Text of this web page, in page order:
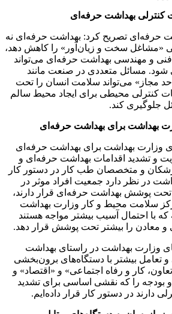
کنترلی بهداشت حرفه‌ای
حرفه‌ای تصریح کرد: بهداشت حرفه‌ای نه
«مشاغل سخت و زیان‌آور» را کاهش دهد،
فنی و مهندسی بهداشت حرفه‌ای می‌تواند
شود. مسائل متعددی در صنعت مانند
مجاز» می‌تواند سلامت انسان را تحت
کنترلی محیطی برای ایجاد محیط سالم
جلوگیری کند.
بهداشت برای بهداشت حرفه‌ای
وزارت بهداشت برای بهداشت حرفه‌ای
و تشدید اقدامات بهداشت حرفه‌ای و
و متخصصان طب کار در دستور کار
در نظر دارد جمعیت افراد موثر در
پوشش بهداشت حرفه‌ای قرار دارند،
سلامت محیط و کار وزارت بهداشت
که با احتمال آسیب بیشتر مواجه هستند
و معادن را بیشتر تحت پوشش قرار دهد.
وزارت بهداشت در راستای بهداشت
تعامل بیشتر با دستگاه‌های برون‌بخشی
کار و رفاه اجتماعی» و «اقتصاد» و
بودجه را که نقشی اساسی برای تشدید
دارند در دستور کار قرار داده‌ایم.